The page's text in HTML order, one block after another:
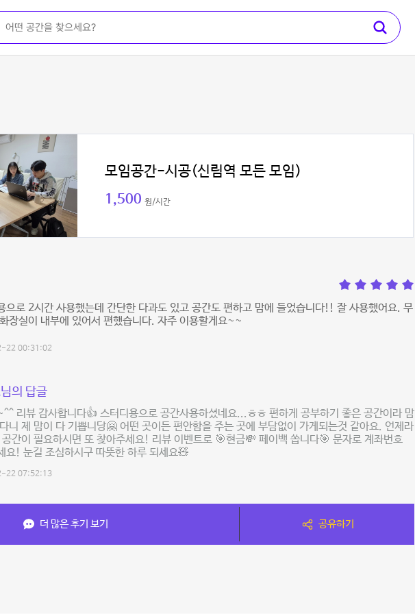
모임공간-시공(신림역 모든 모임)
1,500 원/시간
으로 2시간 사용했는데 간단한 다과도 있고 공간도 편하고 맘에 들었습니다!! 잘 사용했어요. 무
장실이 내부에 있어서 편했습니다. 자주 이용할게요~~
22 00:31:02
의 답글
리뷰 감사합니다👍 스터디용으로 공간사용하셨네요...ㅎㅎ 편하게 공부하기 좋은 공간이라 맘
니 제 맘이 다 기쁩니당🤗 어떤 곳이든 편안함을 주는 곳에 부담없이 가게되는것 같아요. 언제라
간이 필요하시면 또 찾아주세요! 리뷰 이벤트로 🎯현금💸 페이백 쏩니다🎯 문자로 계좌번호
요! 눈길 조심하시구 따뜻한 하루 되세요🧸
22 07:52:13
더 많은 후기 보기 공유하기